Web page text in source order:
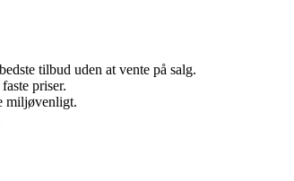
tilbud uden at vente på salg.
priser.
miljøvenligt.